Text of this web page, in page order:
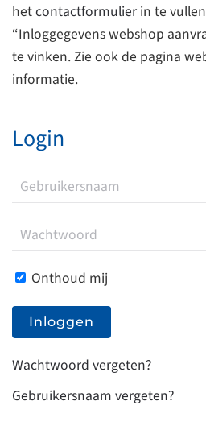
hetcontactformulier in te
“Inloggegevens webshop
te vinken. Zie ook de pagina
informatie.
Login
Onthoud mij
Inloggen
Wachtwoord vergeten?
Gebruikersnaam vergeten?